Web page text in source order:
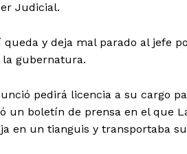
Judicial.
y deja mal parado al jefe
la gubernatura.
pedirá licencia a su cargo
un boletín de prensa en el que
en un tianguis y transportaba